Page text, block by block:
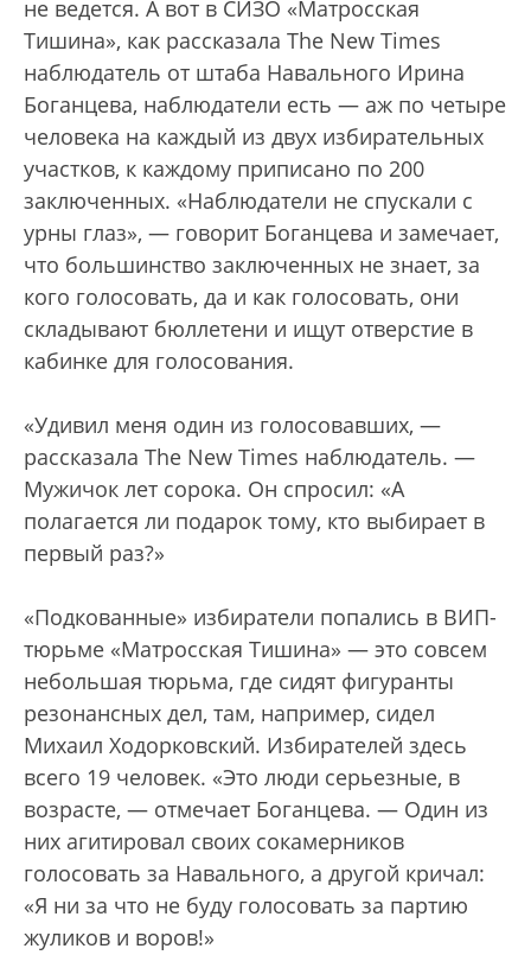
не ведется. А вот в СИЗО «Матросская
Тишина», как рассказала The New Times
наблюдатель от штаба Навального Ирина
Боганцева, наблюдатели есть — аж по четыре
человека на каждый из двух избирательных
участков, к каждому приписано по 200
заключенных. «Наблюдатели не спускали с
урны глаз», — говорит Боганцева и замечает,
что большинство заключенных не знает, за
кого голосовать, да и как голосовать, они
складывают бюллетени и ищут отверстие в
кабинке для голосования.
«Удивил меня один из голосовавших, —
рассказала The New Times наблюдатель. —
Мужичок лет сорока. Он спросил: «А
полагается ли подарок тому, кто выбирает в
первый раз?»
«Подкованные» избиратели попались в ВИП-
тюрьме «Матросская Тишина» — это совсем
небольшая тюрьма, где сидят фигуранты
резонансных дел, там, например, сидел
Михаил Ходорковский. Избирателей здесь
всего 19 человек. «Это люди серьезные, в
возрасте, — отмечает Боганцева. — Один из
них агитировал своих сокамерников
голосовать за Навального, а другой кричал:
«Я ни за что не буду голосовать за партию
жуликов и воров!»